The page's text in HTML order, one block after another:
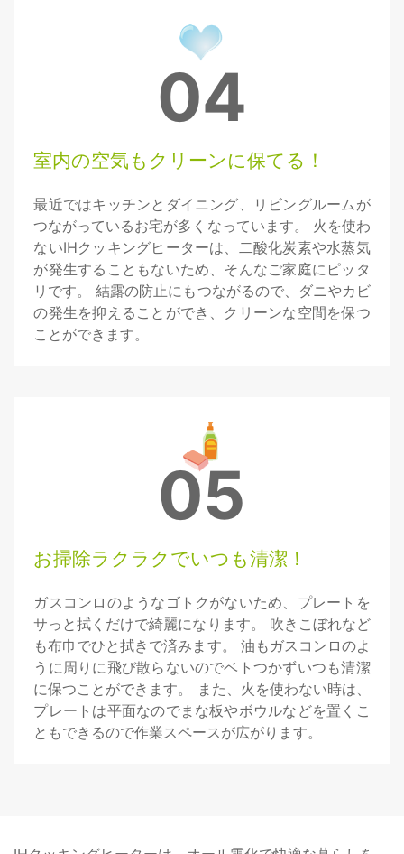
04
室内の空気もクリーンに保てる！
最近ではキッチンとダイニング、リビングルームが
つながっているお宅が多くなっています。 火を使わ
ないIHクッキングヒーターは、二酸化炭素や水蒸気
が発生することもないため、そんなご家庭にピッタ
リです。 結露の防止にもつながるので、ダニやカビ
の発生を抑えることができ、クリーンな空間を保つ
ことができます。
05
お掃除ラクラクでいつも清潔！
ガスコンロのようなゴトクがないため、プレートを
サっと拭くだけで綺麗になります。 吹きこぼれなど
も布巾でひと拭きで済みます。 油もガスコンロのよ
うに周りに飛び散らないのでベトつかずいつも清潔
に保つことができます。 また、火を使わない時は、
プレートは平面なのでまな板やボウルなどを置くこ
ともできるので作業スペースが広がります。